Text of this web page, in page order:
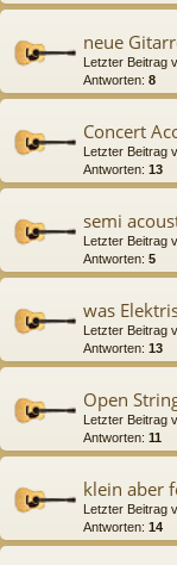
neue
Letzter Beitrag
Antworten: 8
Concert
Letzter Beitrag
Antworten: 13
semi
Letzter Beitrag
Antworten: 5
was
Letzter Beitrag
Antworten: 13
Open
Letzter Beitrag
Antworten: 11
klein aber
Letzter Beitrag
Antworten: 14